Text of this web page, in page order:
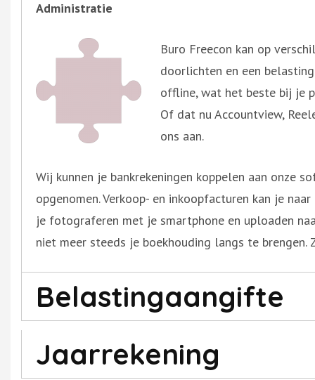
Administratie
Buro Freecon kan op
doorlichten en een
offline, wat het beste bij je
Of dat nu Accountview,
ons aan.
Wij kunnen je bankrekeningen koppelen aan onze
opgenomen. Verkoop- en inkoopfacturen kan je
je fotograferen met je smartphone en uploaden
niet meer steeds je boekhouding langs te
Belastingaangifte
Jaarrekening